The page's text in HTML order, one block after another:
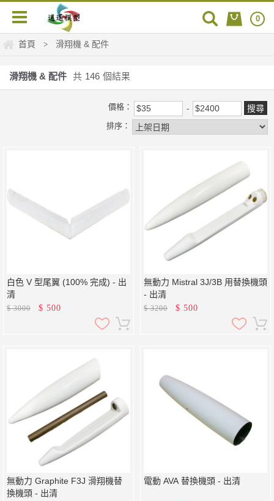
0
首頁 > 滑翔機 & 配件
滑翔機 & 配件 共 146 個結果
價格：
排序：
白色 V 型尾翼 (100% 完成) - 出
清
$3000 $ 500
無動力 Mistral 3J/3B 用替換機頭
- 出清
$3200 $ 500
無動力 Graphite F3J 滑翔機替
換機頭 - 出清
電動 AVA 替換機頭 - 出清